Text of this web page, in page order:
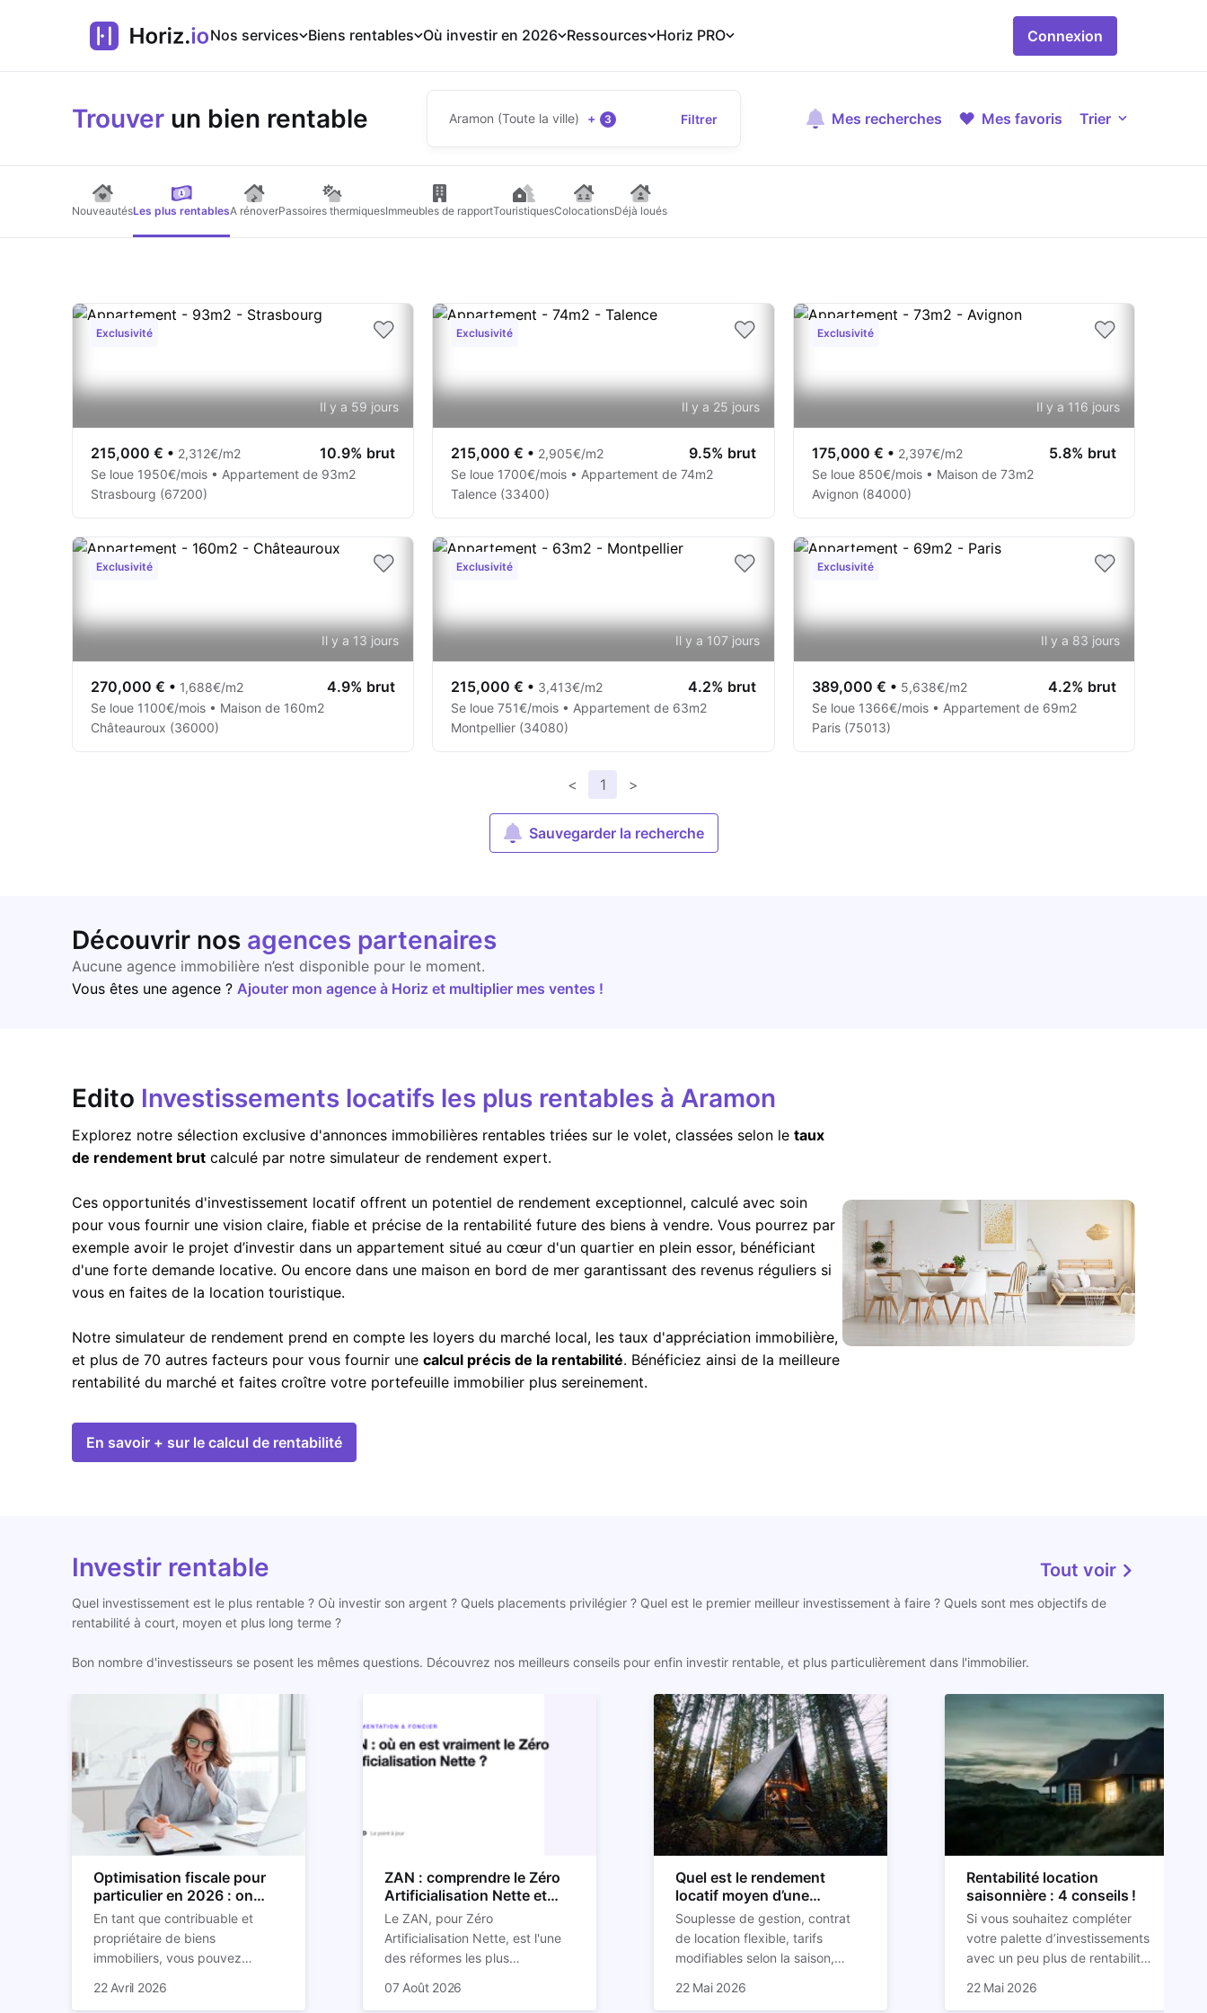
Nos services Biens rentables Où investir en 2026 Ressources Horiz PRO Connexion
Trouver un bien rentable Aramon (Toute la ville) + 3 Filtrer Mes recherches Mes favoris Trier
NouveautésLes plus rentablesA rénoverPassoires thermiquesImmeubles de rapportTouristiquesColocationsDéjà loués
Exclusivité
Il y a 59 jours
215,000 € • 2,312€/m2 10.9% brut
Se loue 1950€/mois • Appartement de 93m2
Strasbourg (67200)
Exclusivité
Il y a 25 jours
215,000 € • 2,905€/m2 9.5% brut
Se loue 1700€/mois • Appartement de 74m2
Talence (33400)
Exclusivité
Il y a 116 jours
175,000 € • 2,397€/m2 5.8% brut
Se loue 850€/mois • Maison de 73m2
Avignon (84000)
Exclusivité
Il y a 13 jours
270,000 € • 1,688€/m2 4.9% brut
Se loue 1100€/mois • Maison de 160m2
Châteauroux (36000)
Exclusivité
Il y a 107 jours
215,000 € • 3,413€/m2 4.2% brut
Se loue 751€/mois • Appartement de 63m2
Montpellier (34080)
Exclusivité
Il y a 83 jours
389,000 € • 5,638€/m2 4.2% brut
Se loue 1366€/mois • Appartement de 69m2
Paris (75013)
< 1 >
Sauvegarder la recherche
Découvrir nos agences partenaires
Aucune agence immobilière n’est disponible pour le moment.
Vous êtes une agence ? Ajouter mon agence à Horiz et multiplier mes ventes !
Edito Investissements locatifs les plus rentables à Aramon
Explorez notre sélection exclusive d'annonces immobilières rentables triées sur le volet, classées selon le taux
de rendement brut calculé par notre simulateur de rendement expert.
Ces opportunités d'investissement locatif offrent un potentiel de rendement exceptionnel, calculé avec soin
pour vous fournir une vision claire, fiable et précise de la rentabilité future des biens à vendre. Vous pourrez par
exemple avoir le projet d’investir dans un appartement situé au cœur d'un quartier en plein essor, bénéficiant
d'une forte demande locative. Ou encore dans une maison en bord de mer garantissant des revenus réguliers si
vous en faites de la location touristique.
Notre simulateur de rendement prend en compte les loyers du marché local, les taux d'appréciation immobilière,
et plus de 70 autres facteurs pour vous fournir une calcul précis de la rentabilité. Bénéficiez ainsi de la meilleure
rentabilité du marché et faites croître votre portefeuille immobilier plus sereinement.
En savoir + sur le calcul de rentabilité
Investir rentable Tout voir
Quel investissement est le plus rentable ? Où investir son argent ? Quels placements privilégier ? Quel est le premier meilleur investissement à faire ? Quels sont mes objectifs de
rentabilité à court, moyen et plus long terme ?
Bon nombre d'investisseurs se posent les mêmes questions. Découvrez nos meilleurs conseils pour enfin investir rentable, et plus particulièrement dans l'immobilier.
Optimisation fiscale pour
particulier en 2026 : on
vous explique tout
En tant que contribuable et
propriétaire de biens
immobiliers, vous pouvez
imposition en optimisant votre
22 Avril 2026
ZAN : comprendre le Zéro
Artificialisation Nette et
son impact sur l'immobilier
Le ZAN, pour Zéro
Artificialisation Nette, est l'une
des réformes les plus
des prochaines décennies. Il
plus mal documentés en ligne.
07 Août 2026
Quel est le rendement
locatif moyen d’une
location Airbnb ?
Souplesse de gestion, contrat
de location flexible, tarifs
modifiables selon la saison,
de loyers… la location courte
appartement sera dans ce
22 Mai 2026
Rentabilité location
saisonnière : 4 conseils !
Si vous souhaitez compléter
votre palette d’investissements
avec un peu plus de rentabilité,
dans l’immobilier ou non, alors la
22 Mai 2026